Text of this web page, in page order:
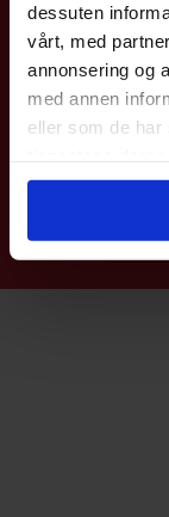
dessuten
vårt, med
annonsering og
med annen
eller som de har
Coromatic
Kjeller Vest 6
2007 Kjeller
Telefon: 22 76